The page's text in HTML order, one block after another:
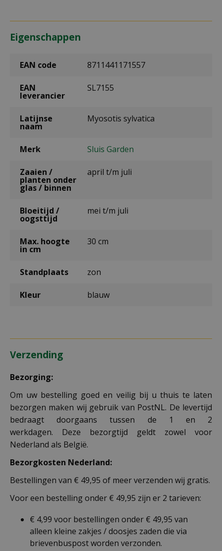
Eigenschappen
EAN code 8711441171557
EAN
leverancier
SL7155
Latijnse
naam
Myosotis sylvatica
Merk Sluis Garden
Zaaien /
planten onder
glas / binnen
april t/m juli
Bloeitijd /
oogsttijd
mei t/m juli
Max. hoogte
in cm
30 cm
Standplaats zon
Kleur blauw
Verzending
Bezorging:
Om uw bestelling goed en veilig bij u thuis te laten
bezorgen maken wij gebruik van PostNL. De levertijd
bedraagt doorgaans tussen de 1 en 2
werkdagen. Deze bezorgtijd geldt zowel voor
Nederland als België.
Bezorgkosten Nederland:
Bestellingen van € 49,95 of meer verzenden wij gratis.
Voor een bestelling onder € 49,95 zijn er 2 tarieven:
€ 4,99 voor bestellingen onder € 49,95 van
alleen kleine zakjes / doosjes zaden die via
brievenbuspost worden verzonden.